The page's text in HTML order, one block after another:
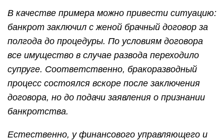
В качестве примера можно привести ситуацию:
банкрот заключил с женой брачный договор за
полгода до процедуры. По условиям договора
все имущество в случае развода переходило
супруге. Соответственно, бракоразводный
процесс состоялся вскоре после заключения
договора, но до подачи заявления о признании
банкротства.
Естественно, у финансового управляющего и